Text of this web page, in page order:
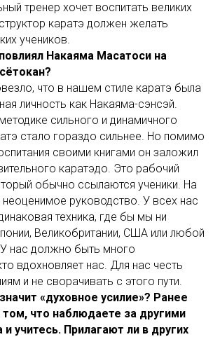
тренер хочет воспитать великих
каратэ должен желать
учеников.
Накаяма Масатоси на
что в нашем стиле каратэ была
личность как Накаяма-сэнсэй.
сильного и динамичного
стало гораздо сильнее. Но помимо
своими книгами он заложил
каратэдо. Это рабочий
обычно ссылаются ученики. На
неоценимое руководство. У всех нас
техника, где бы мы ни
Великобритании, США или любой
нас должно быть много
вдохновляет нас. Для нас честь
и не сворачивать с этого пути.
«духовное усилие»? Ранее
что наблюдаете за другими
учитесь. Прилагают ли в других